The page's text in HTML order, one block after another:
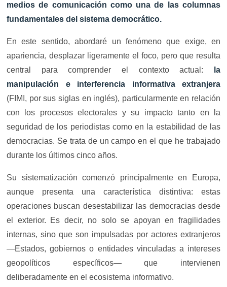
medios de comunicación como una de las columnas
fundamentales del sistema democrático.
En este sentido, abordaré un fenómeno que exige, en
apariencia, desplazar ligeramente el foco, pero que resulta
central para comprender el contexto actual:
la
manipulación e interferencia informativa extranjera
(FIMI, por sus siglas en inglés), particularmente en relación
con los procesos electorales y su impacto tanto en la
seguridad de los periodistas como en la estabilidad de las
democracias. Se trata de un campo en el que he trabajado
durante los últimos cinco años.
Su sistematización comenzó principalmente en Europa,
aunque presenta una característica distintiva: estas
operaciones buscan desestabilizar las democracias desde
el exterior. Es decir, no solo se apoyan en fragilidades
internas, sino que son impulsadas por actores extranjeros
—Estados, gobiernos o entidades vinculadas a intereses
geopolíticos específicos— que intervienen
deliberadamente en el ecosistema informativo.